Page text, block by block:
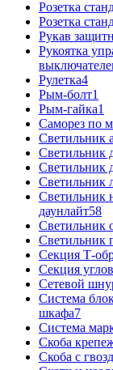
Розетка
Розетка
Рукав
Рукоятка
Рулетка4
Рым-болт1
Рым-гайка1
Саморез по
Светильник
Светильник
Светильник
Светильник
Светильник
даунлайт58
Светильник
Светильник
Секция Т-
Секция
Сетевой
Система
шкафа7
Система
Скоба
Скоба с